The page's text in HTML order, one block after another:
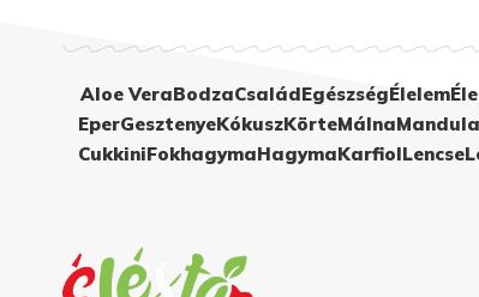
Aloe VeraBodzaCsaládEgészségÉlelem
EperGesztenyeKókuszKörteMálnaMandula
CukkiniFokhagymaHagymaKarfiolLencse